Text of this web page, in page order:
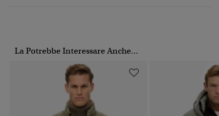
La Potrebbe Interessare Anche...